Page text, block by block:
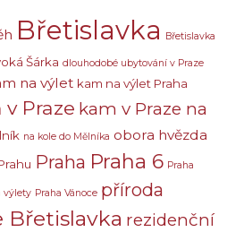
Břetislavka Břetislavka
Šárka dlouhodobé ubytování v Praze
na výlet kam na výlet Praha
v Praze kam v Praze na
na kole do Mělníka obora hvězda
Praha Praha 6 Praha
výlety Praha Vánoce příroda
Břetislavka rezidenční